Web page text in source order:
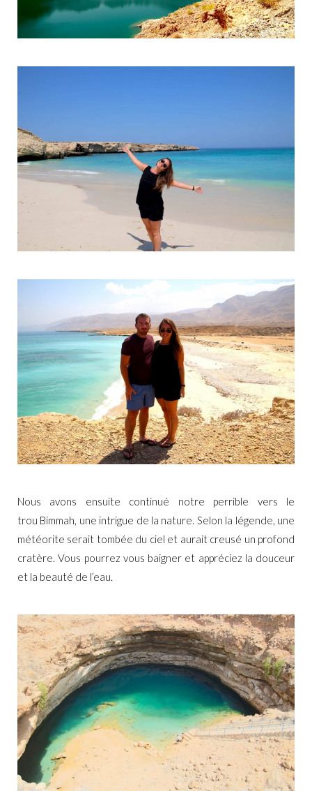
Nous avons ensuite continué notre perrible vers le
trou Bimmah, une intrigue de la nature. Selon la légende, une
météorite serait tombée du ciel et aurait creusé un profond
cratère. Vous pourrez vous baigner et appréciez la douceur
et la beauté de l’eau.